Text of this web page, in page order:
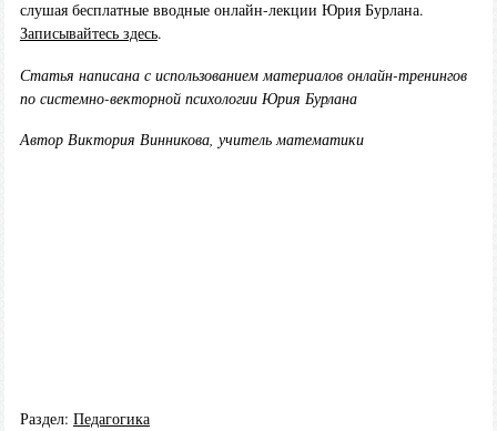
слушая бесплатные вводные онлайн-лекции Юрия Бурлана.
Записывайтесь здесь.
Статья написана с использованием материалов онлайн-тренингов
по системно-векторной психологии Юрия Бурлана
Автор Виктория Винникова, учитель математики
Раздел: Педагогика